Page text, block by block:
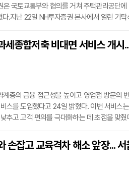
국토교통부와 협의를 거쳐 주택관리공단에
.지난 22일 NH투자증권 본사에서 열린 기
부는 범농협그룹이 추진하는 농심천심(農心
주고 농가 상생을 도모하기 위해 마련됐다.
세종합저축 비대면 서비스 개시
층의 금융 접근성을 높이고 영업점 방문의
스를 도입했다고 24일 밝혔다. 이번 서비스
추고 고객 편의를 극대화하는 데 초점을 맞
해야 했던 가입 절차를 개선하여, 장애인등록
서류를 모바일 앱 내 카메라 촬영만으로 간편
손잡고 교육격차 해소 앞장...